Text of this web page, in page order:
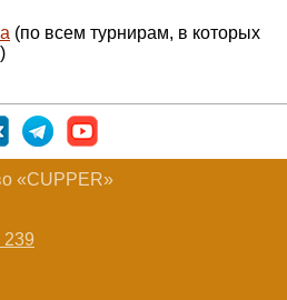
(по всем турнирам, в которых
«CUPPER»
239